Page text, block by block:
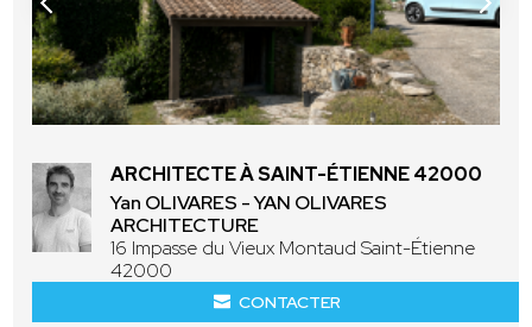
ARCHITECTE À SAINT-ÉTIENNE 42000
Yan OLIVARES - YAN OLIVARES
ARCHITECTURE
16 Impasse du Vieux Montaud Saint-Étienne
42000
CONTACTER